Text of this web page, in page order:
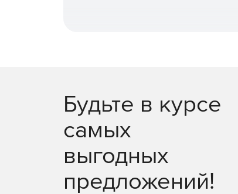
Будьте в курсе
самых
выгодных
предложений!